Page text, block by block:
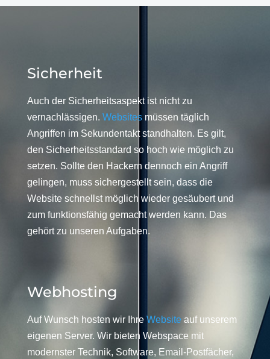
Sicherheit
Auch der Sicherheitsaspekt ist nicht zu
vernachlässigen. Websitesmüssen täglich
Angriffen im Sekundentakt standhalten. Es gilt,
den Sicherheitsstandard so hoch wie möglich zu
setzen. Sollte den Hackern dennoch ein Angriff
gelingen, muss sichergestellt sein, dass die
Website schnellst möglich wieder gesäubert und
zum funktionsfähig gemacht werden kann. Das
gehört zu unseren Aufgaben.
Webhosting
Auf Wunsch hosten wir Ihre Website auf unserem
eigenen Server. Wir bieten Webspace mit
modernster Technik, Software, Email-Postfächer,